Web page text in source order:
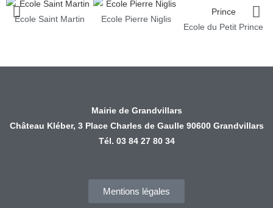
Ecole Saint Martin Ecole Pierre Niglis
Ecole du Petit Prince
Mairie de Grandvillars
Château Kléber, 3 Place Charles de Gaulle 90600 Grandvillars
Tél. 03 84 27 80 34
Mentions légales